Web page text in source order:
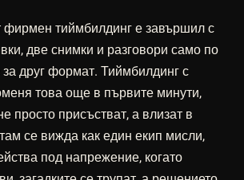
фирмен тиймбилдинг е завършил с
две снимки и разговори само по
друг формат. Тиймбилдинг с
това още в първите минути,
просто присъстват, а влизат в
се вижда как един екип мисли,
под напрежение, когато